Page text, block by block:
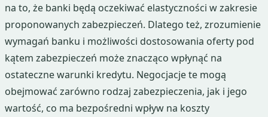
na to, że banki będą oczekiwać elastyczności w zakresie
proponowanych zabezpieczeń. Dlatego też, zrozumienie
wymagań banku i możliwości dostosowania oferty pod
kątem zabezpieczeń może znacząco wpłynąć na
ostateczne warunki kredytu. Negocjacje te mogą
obejmować zarówno rodzaj zabezpieczenia, jak i jego
wartość, co ma bezpośredni wpływ na koszty